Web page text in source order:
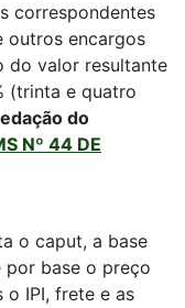
correspondentes
outros encargos
do valor resultante
(trinta e quatro
do
Nº 44 DE
o caput, a base
base o preço
IPI, frete e as